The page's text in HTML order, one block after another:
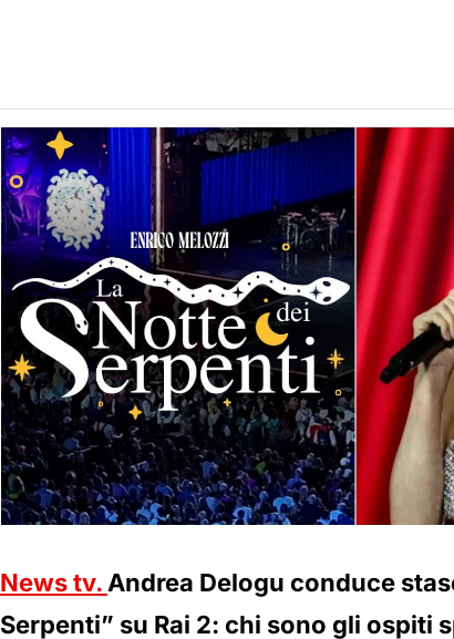
News tv.Andrea Delogu conduce
Serpenti” su Rai 2: chi sono gli ospiti